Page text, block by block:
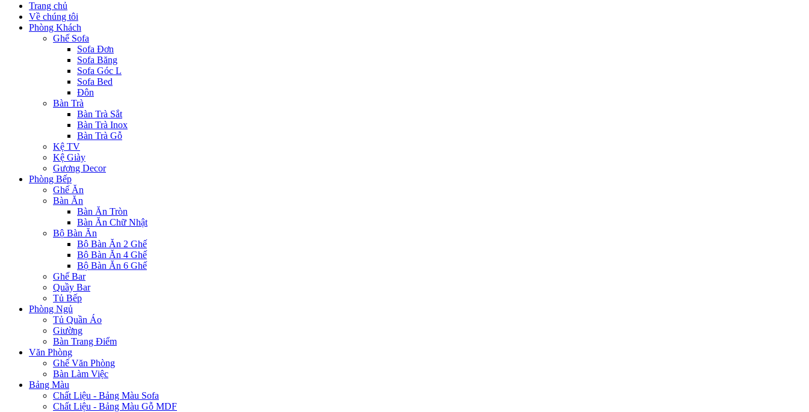
Trang chủ
Về chúng tôi
Phòng Khách
Ghế Sofa
Sofa Đơn
Sofa Băng
Sofa Góc L
Sofa Bed
Đôn
Bàn Trà
Bàn Trà Sắt
Bàn Trà Inox
Bàn Trà Gỗ
Kệ TV
Kệ Giày
Gương Decor
Phòng Bếp
Ghế Ăn
Bàn Ăn
Bàn Ăn Tròn
Bàn Ăn Chữ Nhật
Bộ Bàn Ăn
Bộ Bàn Ăn 2 Ghế
Bộ Bàn Ăn 4 Ghế
Bộ Bàn Ăn 6 Ghế
Ghế Bar
Quầy Bar
Tủ Bếp
Phòng Ngủ
Tủ Quần Áo
Giường
Bàn Trang Điểm
Văn Phòng
Ghế Văn Phòng
Bàn Làm Việc
Bảng Màu
Chất Liệu - Bảng Màu Sofa
Chất Liệu - Bảng Màu Gỗ MDF